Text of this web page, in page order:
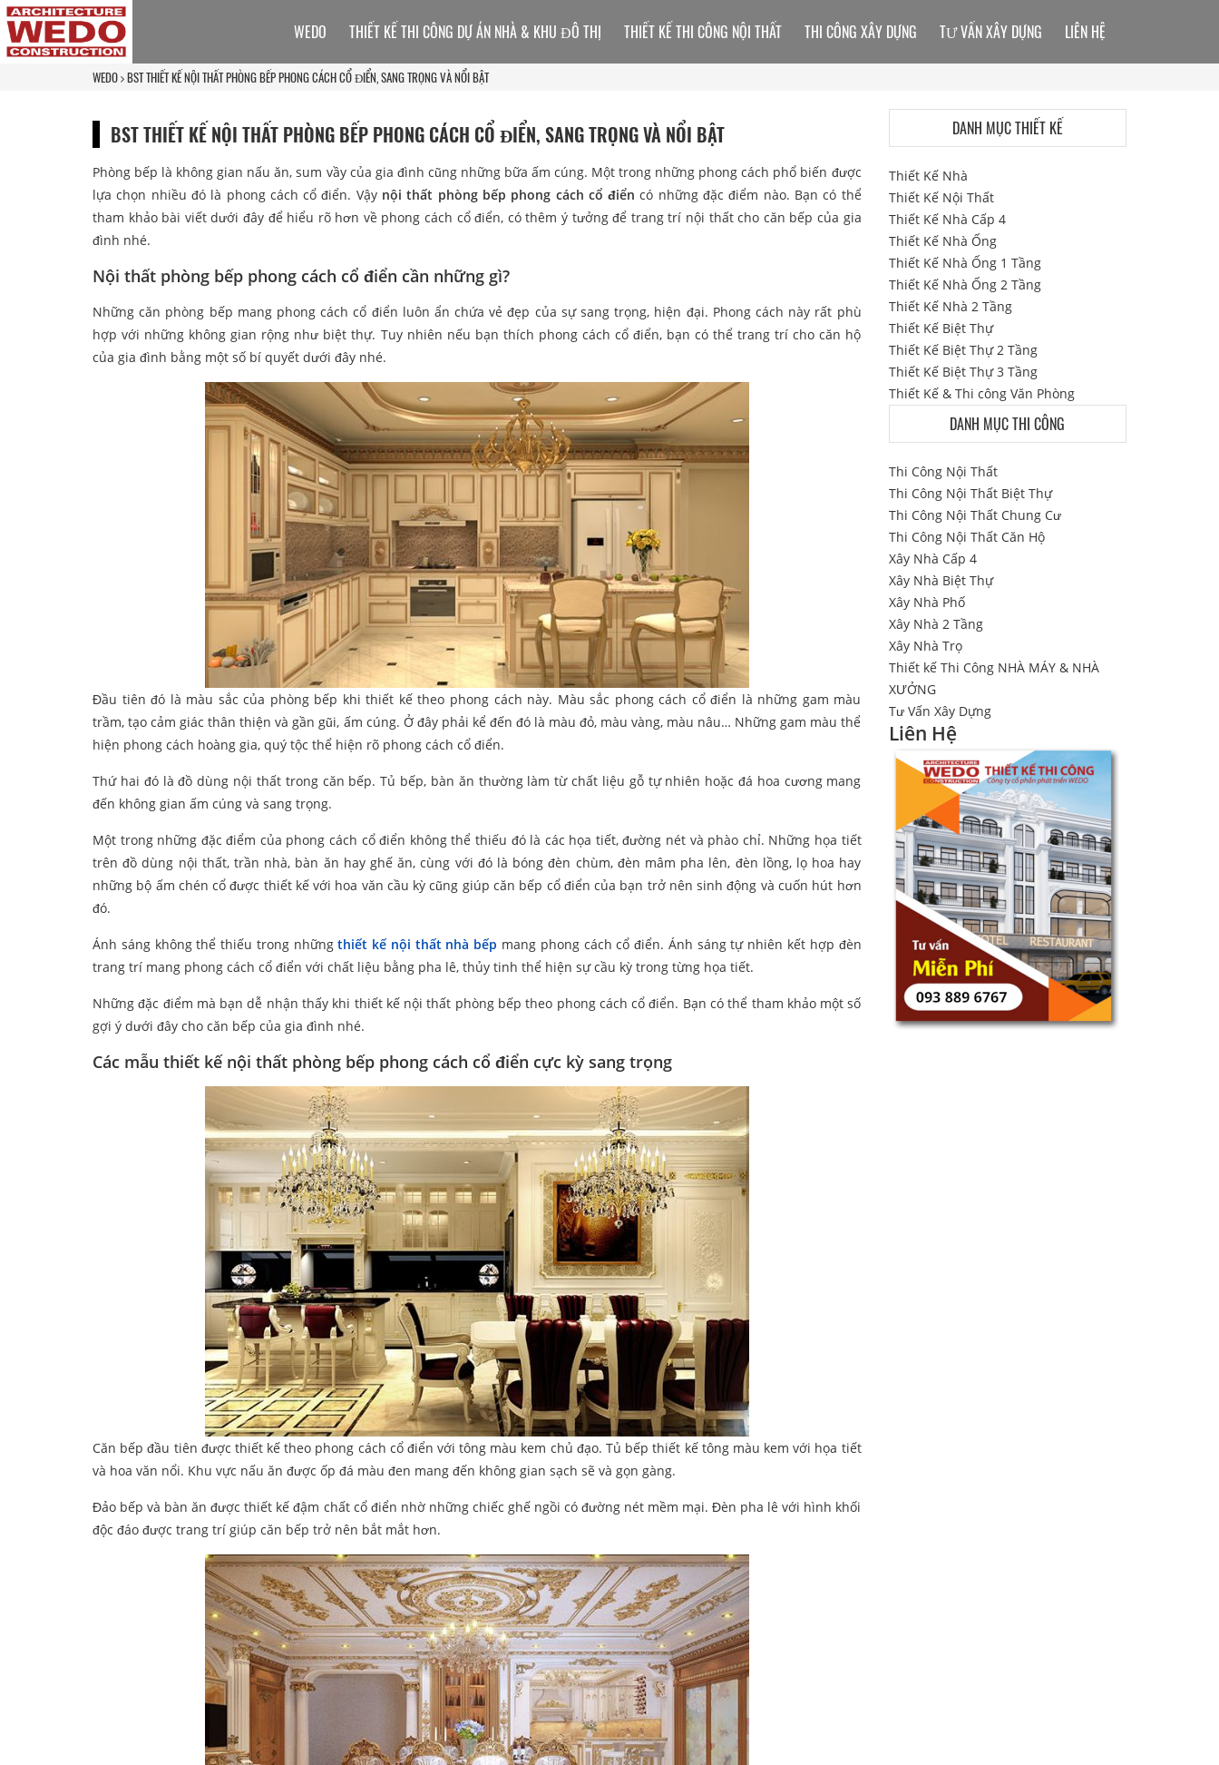
WEDO BST THIẾT KẾ NỘI THẤT PHÒNG BẾP PHONG CÁCH CỔ ĐIỂN, SANG TRỌNG VÀ NỔI BẬT
BST THIẾT KẾ NỘI THẤT PHÒNG BẾP PHONG CÁCH CỔ ĐIỂN, SANG TRỌNG VÀ NỔI BẬT
Phòng bếp là không gian nấu ăn, sum vầy của gia đình cũng những bữa ấm cúng. Một trong những phong cách phổ biến được
lựa chọn nhiều đó là phong cách cổ điển. Vậy nội thất phòng bếp phong cách cổ điển có những đặc điểm nào. Bạn có thể
tham khảo bài viết dưới đây để hiểu rõ hơn về phong cách cổ điển, có thêm ý tưởng để trang trí nội thất cho căn bếp của gia
đình nhé.
Nội thất phòng bếp phong cách cổ điển cần những gì?
Những căn phòng bếp mang phong cách cổ điển luôn ẩn chứa vẻ đẹp của sự sang trọng, hiện đại. Phong cách này rất phù
hợp với những không gian rộng như biệt thự. Tuy nhiên nếu bạn thích phong cách cổ điển, bạn có thể trang trí cho căn hộ
của gia đình bằng một số bí quyết dưới đây nhé.
Đầu tiên đó là màu sắc của phòng bếp khi thiết kế theo phong cách này. Màu sắc phong cách cổ điển là những gam màu
trầm, tạo cảm giác thân thiện và gần gũi, ấm cúng. Ở đây phải kể đến đó là màu đỏ, màu vàng, màu nâu… Những gam màu thể
hiện phong cách hoàng gia, quý tộc thể hiện rõ phong cách cổ điển.
Thứ hai đó là đồ dùng nội thất trong căn bếp. Tủ bếp, bàn ăn thường làm từ chất liệu gỗ tự nhiên hoặc đá hoa cương mang
đến không gian ấm cúng và sang trọng.
Một trong những đặc điểm của phong cách cổ điển không thể thiếu đó là các họa tiết, đường nét và phào chỉ. Những họa tiết
trên đồ dùng nội thất, trần nhà, bàn ăn hay ghế ăn, cùng với đó là bóng đèn chùm, đèn mâm pha lên, đèn lồng, lọ hoa hay
những bộ ấm chén cổ được thiết kế với hoa văn cầu kỳ cũng giúp căn bếp cổ điển của bạn trở nên sinh động và cuốn hút hơn
đó.
Ánh sáng không thể thiếu trong nhữngthiết kế nội thất nhà bếp mang phong cách cổ điển. Ánh sáng tự nhiên kết hợp đèn
trang trí mang phong cách cổ điển với chất liệu bằng pha lê, thủy tinh thể hiện sự cầu kỳ trong từng họa tiết.
Những đặc điểm mà bạn dễ nhận thấy khi thiết kế nội thất phòng bếp theo phong cách cổ điển. Bạn có thể tham khảo một số
gợi ý dưới đây cho căn bếp của gia đình nhé.
Các mẫu thiết kế nội thất phòng bếp phong cách cổ điển cực kỳ sang trọng
Căn bếp đầu tiên được thiết kế theo phong cách cổ điển với tông màu kem chủ đạo. Tủ bếp thiết kế tông màu kem với họa tiết
và hoa văn nổi. Khu vực nấu ăn được ốp đá màu đen mang đến không gian sạch sẽ và gọn gàng.
Đảo bếp và bàn ăn được thiết kế đậm chất cổ điển nhờ những chiếc ghế ngồi có đường nét mềm mại. Đèn pha lê với hình khối
độc đáo được trang trí giúp căn bếp trở nên bắt mắt hơn.
WEDO THIẾT KẾ THI CÔNG DỰ ÁN NHÀ & KHU ĐÔ THỊ THIẾT KẾ THI CÔNG NỘI THẤT THI CÔNG XÂY DỰNG TƯ VẤN XÂY DỰNG LIÊN HỆ
DANH MỤC THIẾT KẾ
Thiết Kế Nhà
Thiết Kế Nội Thất
Thiết Kế Nhà Cấp 4
Thiết Kế Nhà Ống
Thiết Kế Nhà Ống 1 Tầng
Thiết Kế Nhà Ống 2 Tầng
Thiết Kế Nhà 2 Tầng
Thiết Kế Biệt Thự
Thiết Kế Biệt Thự 2 Tầng
Thiết Kế Biệt Thự 3 Tầng
Thiết Kế & Thi công Văn Phòng
DANH MỤC THI CÔNG
Thi Công Nội Thất
Thi Công Nội Thất Biệt Thự
Thi Công Nội Thất Chung Cư
Thi Công Nội Thất Căn Hộ
Xây Nhà Cấp 4
Xây Nhà Biệt Thự
Xây Nhà Phố
Xây Nhà 2 Tầng
Xây Nhà Trọ
Thiết kế Thi Công NHÀ MÁY & NHÀ
XƯỞNG
Tư Vấn Xây Dựng
Liên Hệ